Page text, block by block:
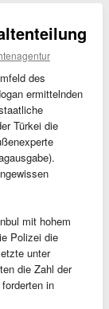
des
ermittelnden
Türkei die
mit hohem
Polizei die
unter
die Zahl der
in